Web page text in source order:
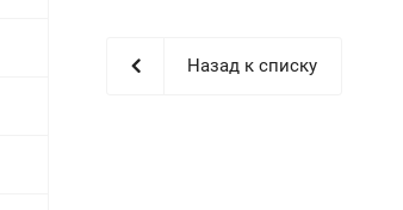
Назад к списку